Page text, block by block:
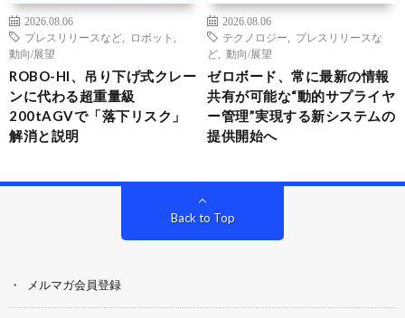
2026.08.06
プレスリリースなど
ロボット
動向/展望
ROBO-HI、吊り下げ式クレー
ンに代わる超重量級
200tAGVで「落下リスク」
解消と説明
2026.08.06
テクノロジー
プレスリリースな
ど
動向/展望
ゼロボード、常に最新の情報
共有が可能な“動的サプライヤ
ー管理”実現する新システムの
提供開始へ
Back to Top
メルマガ会員登録